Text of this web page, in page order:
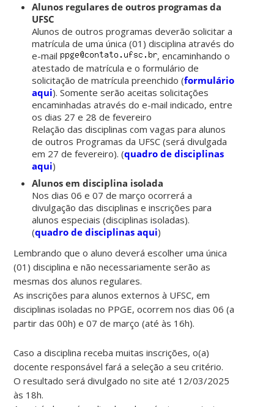
Alunos regulares de outros programas da
UFSC
Alunos de outros programas deverão solicitar a
matrícula de uma única (01) disciplina através do
e-mail
, encaminhando o
atestado de matrícula e o formulário de
solicitação de matrícula preenchido (formulário
aqui). Somente serão aceitas solicitações
encaminhadas através do e-mail indicado, entre
os dias 27 e 28 de fevereiro
Relação das disciplinas com vagas para alunos
de outros Programas da UFSC (será divulgada
em 27 de fevereiro). (quadro de disciplinas
aqui)
Alunos em disciplina isolada
Nos dias 06 e 07 de março ocorrerá a
divulgação das disciplinas e inscrições para
alunos especiais (disciplinas isoladas).
(quadro de disciplinas aqui)
Lembrando que o aluno deverá escolher uma única
(01) disciplina e não necessariamente serão as
mesmas dos alunos regulares.
As inscrições para alunos externos à UFSC, em
disciplinas isoladas no PPGE, ocorrem nos dias 06 (a
partir das 00h) e 07 de março (até às 16h).
Caso a disciplina receba muitas inscrições, o(a)
docente responsável fará a seleção a seu critério.
O resultado será divulgado no site até 12/03/2025
às 18h.